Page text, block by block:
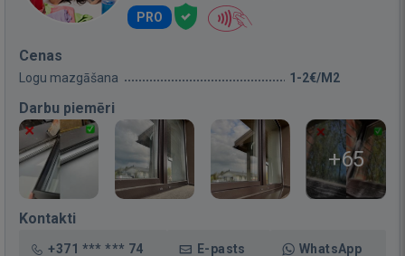
PRO
Cenas
Logu mazgāšana 1-2€/M2
Darbu piemēri
+65
Kontakti
+371 *** *** 74 E-pasts WhatsApp